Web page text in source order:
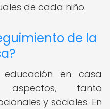
de cada niño.
de la
en casa
aspectos, tanto
y sociales. En